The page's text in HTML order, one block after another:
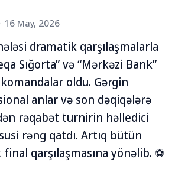
16 May, 2026
dramatik qarşılaşmalarla
Sığorta” və “Mərkəzi Bank”
oldu. Gərgin
anlar və son dəqiqələrə
rəqabət turnirin həlledici
rəng qatdı. Artıq bütün
qarşılaşmasına yönəlib. ⚽